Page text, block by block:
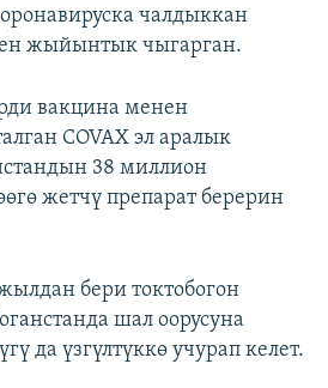
чалдыккан
жыйынтык чыгарган.
вакцина менен
COVAX эл аралык
38 миллион
жетчү препарат берерин
бери токтобогон
шал оорусуна
да үзгүлтүккө учурап келет.